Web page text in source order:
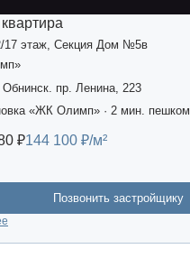
17 этаж, Секция Дом №5в
Обнинск. пр. Ленина, 223
«ЖК Олимп» · 2 мин. пешком
₽144 100 ₽/м²
Позвонить застройщику